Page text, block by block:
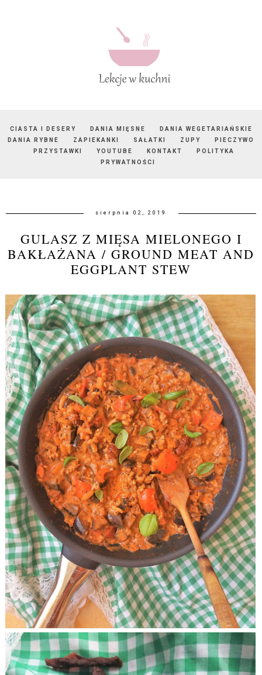
CIASTA I DESERY DANIA MIĘSNE
DANIA WEGETARIAŃSKIE
DANIA RYBNE
ZAPIEKANKI SAŁATKI ZUPY
PIECZYWO
PRZYSTAWKI
YOUTUBE KONTAKT
POLITYKA
PRYWATNOŚCI
sierpnia 02, 2019
GULASZ Z MIĘSA MIELONEGO I
BAKŁAŻANA / GROUND MEAT AND
EGGPLANT STEW